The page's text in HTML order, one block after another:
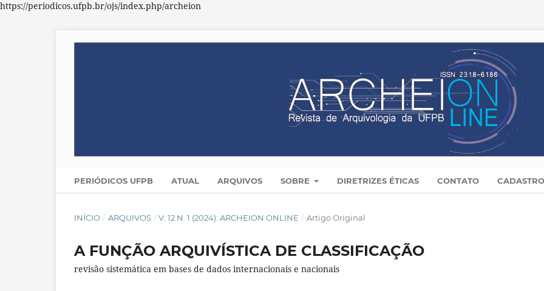
https://periodicos.ufpb.br/ojs/index.php/archeion
PERIÓDICOS UFPB ATUAL ARQUIVOS SOBRE DIRETRIZES ÉTICAS CONTATO
INÍCIO / ARQUIVOS / V. 12 N. 1 (2024): ARCHEION ONLINE / Artigo Original
A FUNÇÃO ARQUIVÍSTICA DE CLASSIFICAÇÃO
revisão sistemática em bases de dados internacionais e nacionais